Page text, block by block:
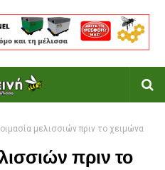
μελισσιών πριν το χειμώνα
πριν το